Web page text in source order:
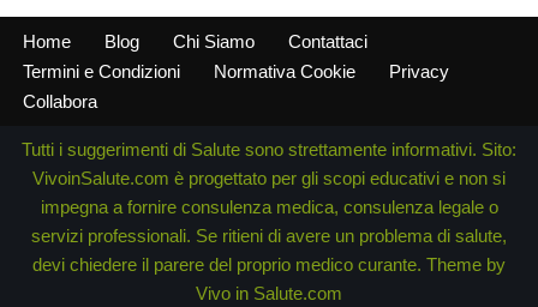
Home Blog Chi Siamo
Contattaci
Termini e Condizioni
Normativa Cookie
Privacy
Collabora
Tutti i suggerimenti di Salute sono strettamente informativi. Sito:
VivoinSalute.com è progettato per gli scopi educativi e non si
impegna a fornire consulenza medica, consulenza legale o
servizi professionali. Se ritieni di avere un problema di salute,
devi chiedere il parere del proprio medico curante. Theme by
Vivo in Salute.com